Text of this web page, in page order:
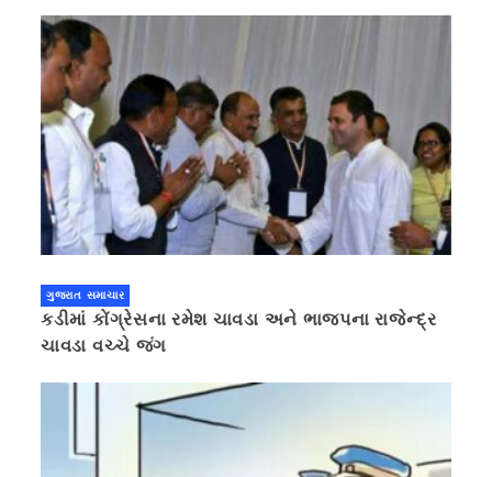
ગુજરાત સમાચાર
કડીમાં કોંગ્રેસના રમેશ ચાવડા અને ભાજપના રાજેન્દ્ર
ચાવડા વચ્ચે જંગ